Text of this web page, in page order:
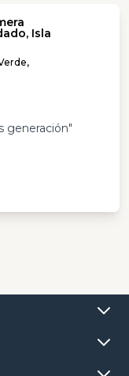
Isla
generación"